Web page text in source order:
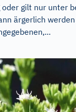
oder gilt nur unter
ärgerlich